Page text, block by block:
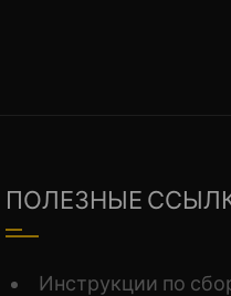
ПОЛЕЗНЫЕ
Инструкции по